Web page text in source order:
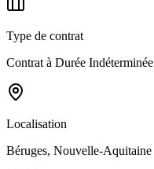
Type de contrat
Contrat à Durée Indéterminée
Localisation
Béruges, Nouvelle-Aquitaine